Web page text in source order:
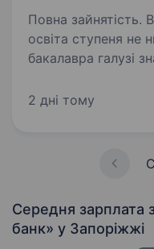
Повна зайнятість. Вища
освіта ступеня
бакалавра галузі
«Фінанси,
2 дні тому
Середня зарплата
банк» у Запоріжжі